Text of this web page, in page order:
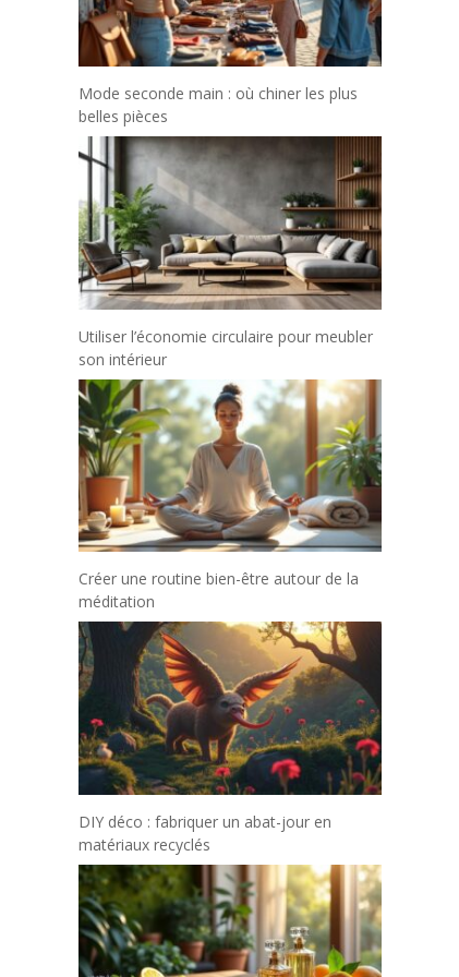
Mode seconde main : où chiner les plus
belles pièces
Utiliser l’économie circulaire pour meubler
son intérieur
Créer une routine bien-être autour de la
méditation
DIY déco : fabriquer un abat-jour en
matériaux recyclés